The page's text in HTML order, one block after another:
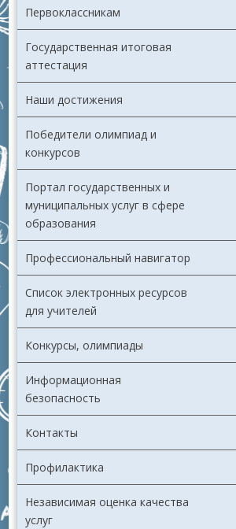
Первоклассникам
Государственная итоговая
аттестация
Наши достижения
Победители олимпиад и
конкурсов
Портал государственных и
муниципальных услуг в сфере
образования
Профессиональный навигатор
Список электронных ресурсов
для учителей
Конкурсы, олимпиады
Информационная
безопасность
Контакты
Профилактика
Независимая оценка качества
услуг